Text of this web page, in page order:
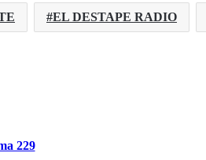
EL DESTAPE RADIO
229